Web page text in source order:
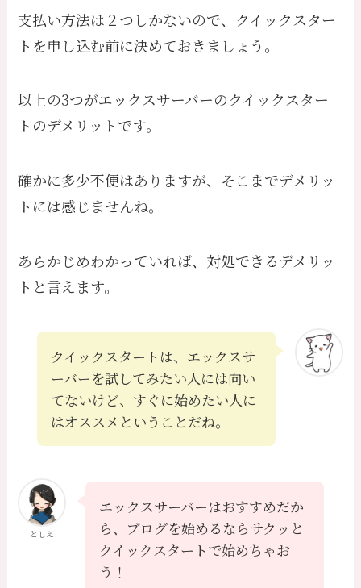
支払い方法は２つしかないので、クイックスター
トを申し込む前に決めておきましょう。
以上の3つがエックスサーバーのクイックスター
トのデメリットです。
確かに多少不便はありますが、そこまでデメリッ
トには感じませんね。
あらかじめわかっていれば、対処できるデメリッ
トと言えます。
クイックスタートは、エックスサ
ーバーを試してみたい人には向い
てないけど、すぐに始めたい人に
はオススメということだね。
としえ
エックスサーバーはおすすめだか
ら、ブログを始めるならサクッと
クイックスタートで始めちゃお
う！